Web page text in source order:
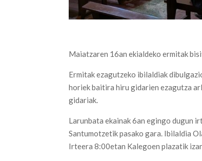
Maiatzaren 16an ekialdeko ermitak
Ermitak ezagutzeko ibilaldiak
horiek baitira hiru gidarien ezagutza
gidariak.
Larunbata ekainak 6an egingo dugun
Santumotzetik pasako gara. Ibilaldia
Irteera 8:00etan Kalegoen plazatik